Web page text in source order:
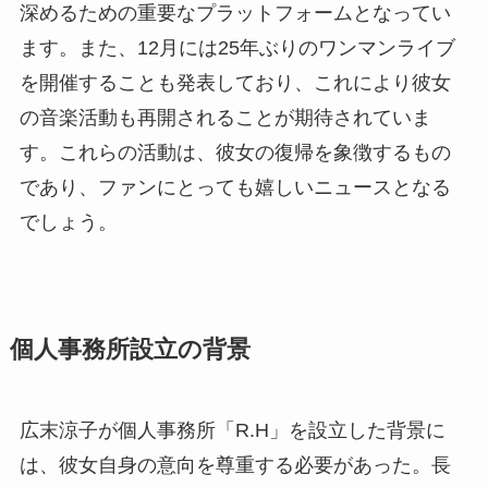
深めるための重要なプラットフォームとなってい
ます。また、12月には25年ぶりのワンマンライブ
を開催することも発表しており、これにより彼女
の音楽活動も再開されることが期待されていま
す。これらの活動は、彼女の復帰を象徴するもの
であり、ファンにとっても嬉しいニュースとなる
でしょう。
個人事務所設立の背景
広末涼子が個人事務所「R.H」を設立した背景に
は、彼女自身の意向を尊重する必要があった。長